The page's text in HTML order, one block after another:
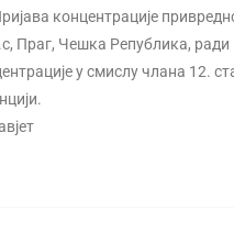
концентрације
Праг, Чешка Република, ради
у смислу члана 12.